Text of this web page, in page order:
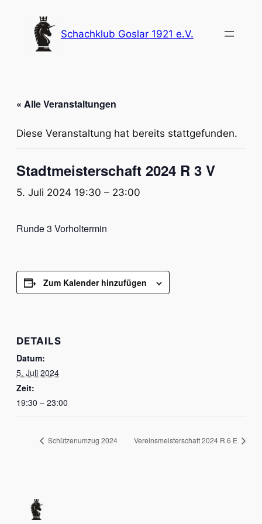
Schachklub Goslar 1921 e.V.
« Alle Veranstaltungen
Diese Veranstaltung hat bereits stattgefunden.
Stadtmeisterschaft 2024 R 3 V
5. Juli 2024 19:30 – 23:00
Runde 3 Vorholtermin
Zum Kalender hinzufügen
DETAILS
Datum:
5. Juli 2024
Zeit:
19:30 – 23:00
Schützenumzug 2024 Vereinsmeisterschaft 2024 R 6 E